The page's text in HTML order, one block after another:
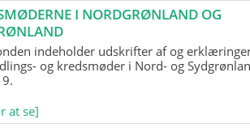
I NORDGRØNLAND OG
indeholder udskrifter af og
og kredsmøder i Nord- og
at se]